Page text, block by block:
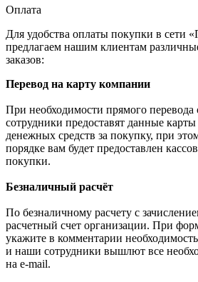
Оплата
Для удобства оплаты покупки в
предлагаем нашим клиентам
заказов:
Перевод на карту компании
При необходимости прямого перевода
сотрудники предоставят данные
денежных средств за покупку, при
порядке вам будет предоставлен
покупки.
Безналичный расчёт
По безналичному расчету с
расчетный счет организации. При
укажите в комментарии
и наши сотрудники вышлют все
на e-mail.